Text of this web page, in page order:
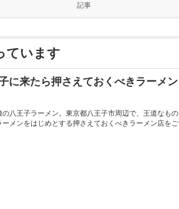
記事
ています
に来たら押さえておくべきラーメン
八王子ラーメン。東京都八王子市周辺で、王道なもの
メンをはじめとする押さえておくべきラーメン店をご